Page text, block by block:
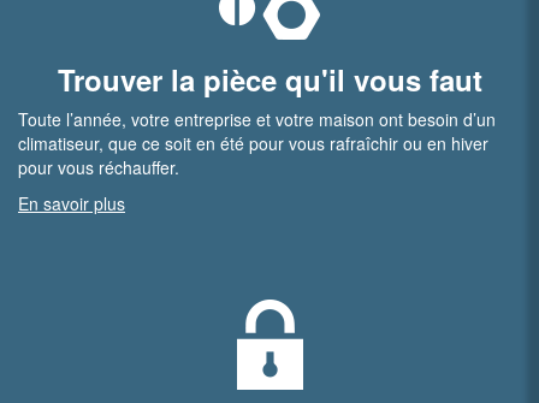
Trouver la pièce qu'il vous faut
Toute l’année, votre entreprise et votre maison ont besoin d’un
climatiseur, que ce soit en été pour vous rafraîchir ou en hiver
pour vous réchauffer.
En savoir plus